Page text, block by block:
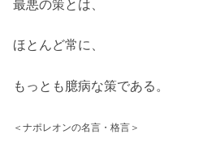
最悪の策とは、
ほとんど常に、
もっとも臆病な策である。
＜ナポレオンの名言・格言＞